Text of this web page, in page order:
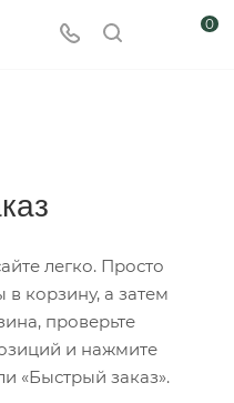
0
легко. Просто
корзину, а затем
проверьте
и нажмите
«Быстрый заказ».